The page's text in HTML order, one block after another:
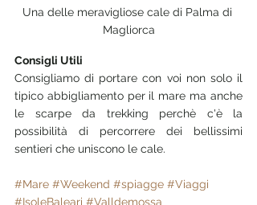
Una delle meravigliose cale di Palma di
Magliorca
Consigli Utili
Consigliamo di portare con voi non solo il
tipico abbigliamento per il mare ma anche
le scarpe da trekking perchè c'è la
possibilità di percorrere dei bellissimi
sentieri che uniscono le cale.
#Mare #Weekend #spiagge #Viaggi
#IsoleBaleari #Valldemossa